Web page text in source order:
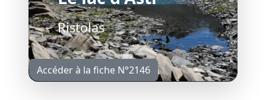
Ristolas
Accéder à la fiche N°2146